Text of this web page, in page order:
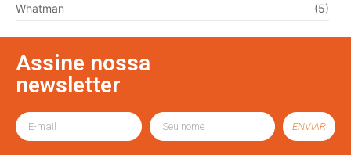
Whatman (5)
Assine nossa
newsletter
ENVIAR